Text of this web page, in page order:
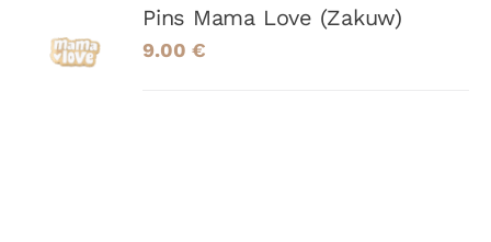
AU
PANIER
Pins Mama Love (Zakuw)
9.00€